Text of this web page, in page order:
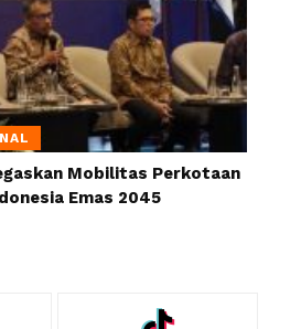
Mobilitas Perkotaan
Emas 2045